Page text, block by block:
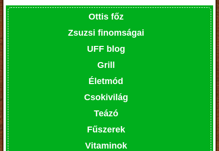
Ottis főz
Zsuzsi finomságai
UFF blog
Grill
Életmód
Csokivilág
Teázó
Fűszerek
Vitaminok